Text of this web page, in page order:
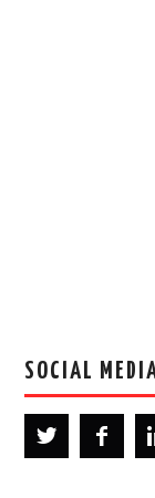
SOCIAL